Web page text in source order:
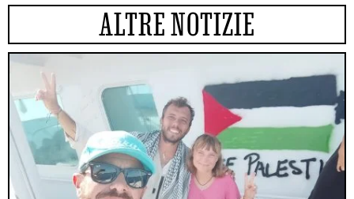
ALTRE NOTIZIE